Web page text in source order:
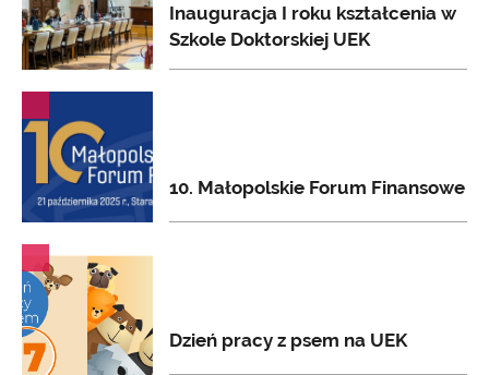
Inauguracja I roku kształcenia w
Szkole Doktorskiej UEK
10. Małopolskie Forum Finansowe
AKTUALNOŚCI
Dzień pracy z psem na UEK